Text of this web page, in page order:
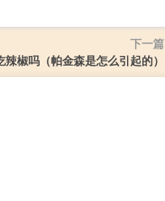
下一篇
椒吗（帕金森是怎么引起的）